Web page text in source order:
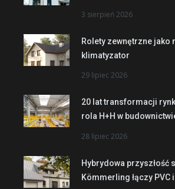
3 sierpień 2026
Rolety zewnętrzne jako
klimatyzator
29 lipiec 2026
20 lat transformacji
rola H+H w
28 lipiec 2026
Hybrydowa przyszłość
Kömmerling łączy PVC